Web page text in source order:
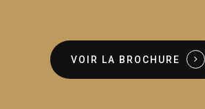
VOIR LA BROCHURE